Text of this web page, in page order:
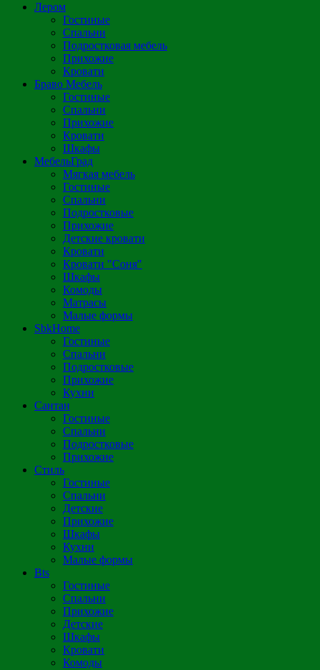
Лером
Гостиные
Спальни
Подростковая мебель
Прихожие
Кровати
Браво Мебель
Гостиные
Спальни
Прихожие
Кровати
Шкафы
МебельГрад
Мягкая мебель
Гостиные
Спальни
Подростковые
Прихожие
Детские кровати
Кровати
Кровати "Соня"
Шкафы
Комоды
Матрасы
Малые формы
SbkHome
Гостиные
Спальни
Подростковые
Прихожие
Кухни
Сантан
Гостиные
Спальни
Подростковые
Прихожие
Стиль
Гостиные
Спальни
Детские
Прихожие
Шкафы
Кухни
Малые формы
Bts
Гостиные
Спальни
Прихожие
Детские
Шкафы
Кровати
Комоды